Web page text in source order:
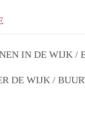
IN DE WIJK /
DE WIJK /